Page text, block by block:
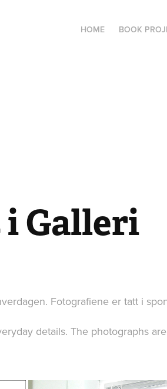
HOME BOOK
Galleri
Fotografiene er tatt i
details. The photographs